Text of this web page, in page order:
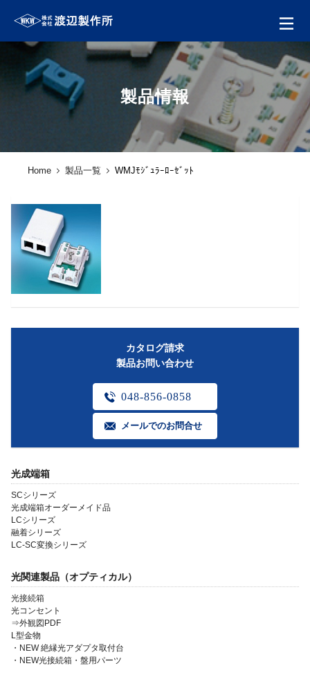
製品情報
Home 製品一覧 WMJﾓｼﾞｭﾗｰﾛｰｾﾞｯﾄ
カタログ請求
製品お問い合わせ
048-856-0858
メールでのお問合せ
光成端箱
SCシリーズ
光成端箱オーダーメイド品
LCシリーズ
融着シリーズ
LC-SC変換シリーズ
光関連製品（オプティカル）
光接続箱
光コンセント
⇒外観図PDF
L型金物
・NEW 絶縁光アダプタ取付台
・NEW光接続箱・盤用パーツ